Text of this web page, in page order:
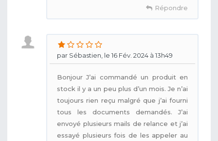
Répondre
par Sébastien, le 16 Fév. 2024 à 13h49
Bonjour J’ai commandé un produit en
stock il y a un peu plus d’un mois. Je n’ai
toujours rien reçu malgré que j’ai fourni
tous les documents demandés. J’ai
envoyé plusieurs mails de relance et j’ai
essayé plusieurs fois de les appeler au